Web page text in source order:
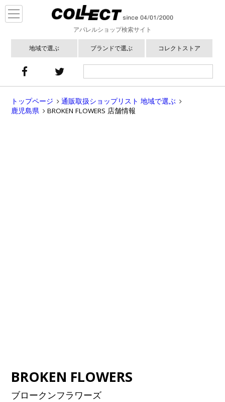
アパレルショップ検索サイト
地域で選ぶ ブランドで選ぶ コレクトストア
トップページ
通販取扱ショップリスト 地域で選ぶ
鹿児島県
BROKEN FLOWERS 店舗情報
BROKEN FLOWERS
ブロークンフラワーズ